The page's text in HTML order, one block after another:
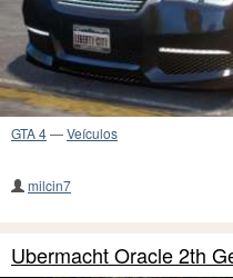
GTA 4—Veículos
milcin7
Ubermacht Oracle 2th